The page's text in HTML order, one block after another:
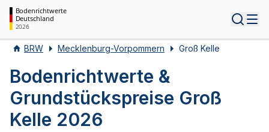
Bodenrichtwerte
Deutschland
2026
BRW Mecklenburg-Vorpommern Groß Kelle
Bodenrichtwerte &
Grundstückspreise Groß
Kelle 2026